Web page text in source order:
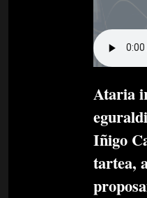
Ataria
Iñigo
tartea,